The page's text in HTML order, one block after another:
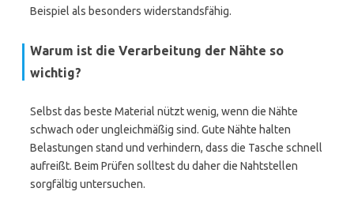
Beispiel als besonders widerstandsfähig.
Warum ist die Verarbeitung der Nähte so
wichtig?
Selbst das beste Material nützt wenig, wenn die Nähte
schwach oder ungleichmäßig sind. Gute Nähte halten
Belastungen stand und verhindern, dass die Tasche schnell
aufreißt. Beim Prüfen solltest du daher die Nahtstellen
sorgfältig untersuchen.